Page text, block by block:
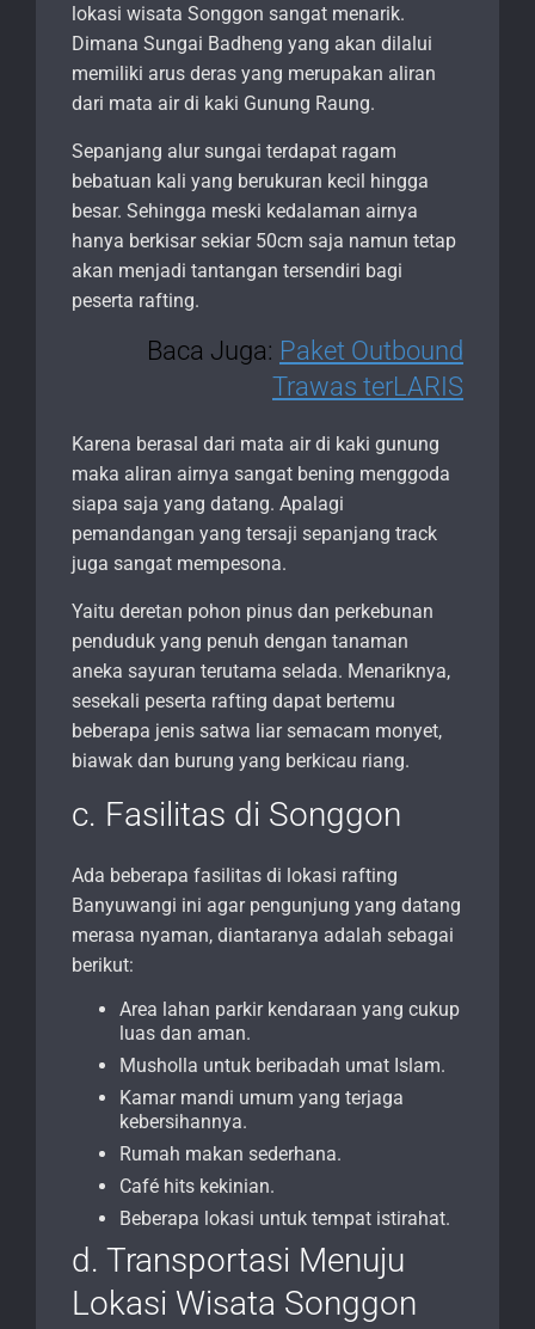
lokasi wisata Songgon sangat menarik.
Dimana Sungai Badheng yang akan dilalui
memiliki arus deras yang merupakan aliran
dari mata air di kaki Gunung Raung.
Sepanjang alur sungai terdapat ragam
bebatuan kali yang berukuran kecil hingga
besar. Sehingga meski kedalaman airnya
hanya berkisar sekiar 50cm saja namun tetap
akan menjadi tantangan tersendiri bagi
peserta rafting.
Baca Juga: Paket Outbound
Trawas terLARIS
Karena berasal dari mata air di kaki gunung
maka aliran airnya sangat bening menggoda
siapa saja yang datang. Apalagi
pemandangan yang tersaji sepanjang track
juga sangat mempesona.
Yaitu deretan pohon pinus dan perkebunan
penduduk yang penuh dengan tanaman
aneka sayuran terutama selada. Menariknya,
sesekali peserta rafting dapat bertemu
beberapa jenis satwa liar semacam monyet,
biawak dan burung yang berkicau riang.
c. Fasilitas di Songgon
Ada beberapa fasilitas di lokasi rafting
Banyuwangi ini agar pengunjung yang datang
merasa nyaman, diantaranya adalah sebagai
berikut:
Area lahan parkir kendaraan yang cukup
luas dan aman.
Musholla untuk beribadah umat Islam.
Kamar mandi umum yang terjaga
kebersihannya.
Rumah makan sederhana.
Café hits kekinian.
Beberapa lokasi untuk tempat istirahat.
d. Transportasi Menuju
Lokasi Wisata Songgon